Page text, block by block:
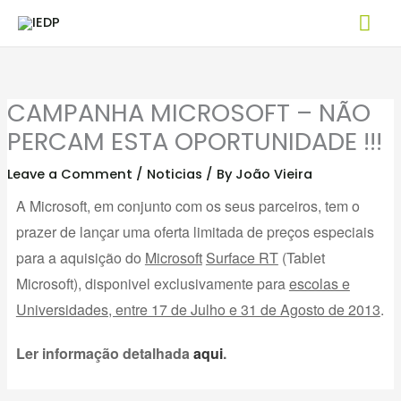
CAMPANHA MICROSOFT – NÃO
PERCAM ESTA OPORTUNIDADE !!!
Leave a Comment / Noticias / By João Vieira
A Microsoft, em conjunto com os seus parceiros, tem o
prazer de lançar uma oferta limitada de preços especiais
para a aquisição do Microsoft Surface RT(Tablet
Microsoft), disponivel exclusivamente paraescolas e
Universidades, entre 17 de Julho e 31 de Agosto de 2013.
Ler informação detalhadaaqui.